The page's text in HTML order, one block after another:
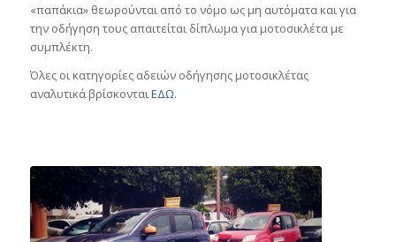
«παπάκια» θεωρούνται από το νόμο ως μη αυτόματα και για
την οδήγηση τους απαιτείται δίπλωμα για μοτοσικλέτα με
συμπλέκτη.
Όλες οι κατηγορίες αδειών οδήγησης μοτοσικλέτας
αναλυτικά βρίσκονταιΕΔΩ.